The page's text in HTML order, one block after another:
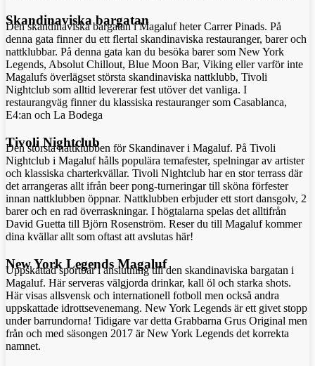
Skandinaviska bargatan
Den skandinaviska bargatan i Magaluf heter Carrer Pinads. På
denna gata finner du ett flertal skandinaviska restauranger, barer och
nattklubbar. På denna gata kan du besöka barer som New York
Legends, Absolut Chillout, Blue Moon Bar, Viking eller varför inte
Magalufs överlägset största skandinaviska nattklubb, Tivoli
Nightclub som alltid levererar fest utöver det vanliga. I
restaurangväg finner du klassiska restauranger som Casablanca,
E4:an och La Bodega
Tivoli Nightclub
Den största nattklubben för Skandinaver i Magaluf. På Tivoli
Nightclub i Magaluf hålls populära temafester, spelningar av artister
och klassiska charterkvällar. Tivoli Nightclub har en stor terrass där
det arrangeras allt ifrån beer pong-turneringar till sköna förfester
innan nattklubben öppnar. Nattklubben erbjuder ett stort dansgolv, 2
barer och en rad överraskningar. I högtalarna spelas det alltifrån
David Guetta till Björn Rosenström. Reser du till Magaluf kommer
dina kvällar allt som oftast att avslutas här!
New York Legends Magaluf
Uppskattad sportbar i anslutning till den skandinaviska bargatan i
Magaluf. Här serveras välgjorda drinkar, kall öl och starka shots.
Här visas allsvensk och internationell fotboll men också andra
uppskattade idrottsevenemang. New York Legends är ett givet stopp
under barrundorna! Tidigare var detta Grabbarna Grus Original men
från och med säsongen 2017 är New York Legends det korrekta
namnet.